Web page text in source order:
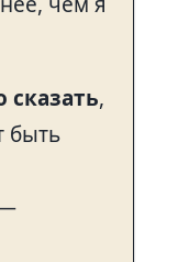
сказать,
быть